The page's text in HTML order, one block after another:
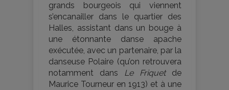
grands bourgeois qui viennent
s’encanailler dans le quartier des
Halles, assistant dans un bouge à
une étonnante danse apache
exécutée, avec un partenaire, par la
danseuse Polaire (qu’on retrouvera
notamment dans Le Friquetde
Maurice Tourneur en 1913) et à une